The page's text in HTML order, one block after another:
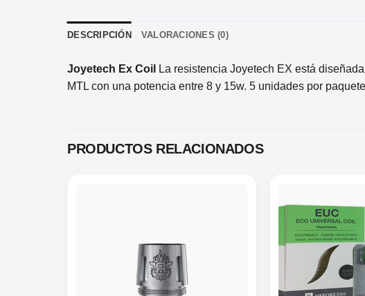
DESCRIPCIÓN VALORACIONES (0)
Joyetech Ex Coil
La resistencia Joyetech EX está
MTL con una potencia entre 8 y 15w. 5 unidades por
PRODUCTOS RELACIONADOS